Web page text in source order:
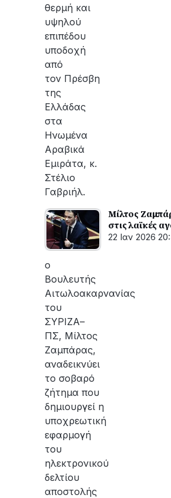
θερμή και
υψηλού
επιπέδου
υποδοχή
από
τον Πρέσβη
της
Ελλάδας
στα
Ηνωμένα
Αραβικά
Εμιράτα, κ.
Στέλιο
Γαβριήλ.
Μίλτος
στις λαϊκές
22 Ιαν 2026
ο
Βουλευτής
Αιτωλοακαρνανίας
του
ΣΥΡΙΖΑ–
ΠΣ, Μίλτος
Ζαμπάρας,
αναδεικνύει
το σοβαρό
ζήτημα που
δημιουργεί η
υποχρεωτική
εφαρμογή
του
ηλεκτρονικού
δελτίου
αποστολής